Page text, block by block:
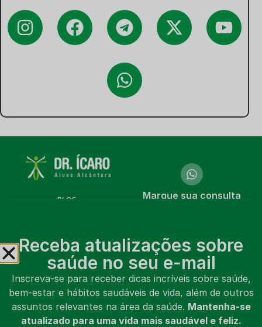
BLOG
LIVROS
VÍDEOS
SOBRE MIM
CONTATO
Marque sua consulta
Marcar consulta
Receba atualizações sobre
saúde no seu e-mail
Inscreva-se para receber dicas incríveis sobre saúde,
bem-estar e hábitos saudáveis de vida, além de outros
assuntos relevantes na área da saúde. Mantenha-se
atualizado para uma vida mais saudável e feliz.